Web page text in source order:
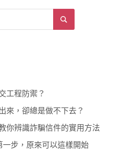
Search
工程防禦？
來，卻總是做不下去？
你辨識詐騙信件的實用方法
一步，原來可以這樣開始